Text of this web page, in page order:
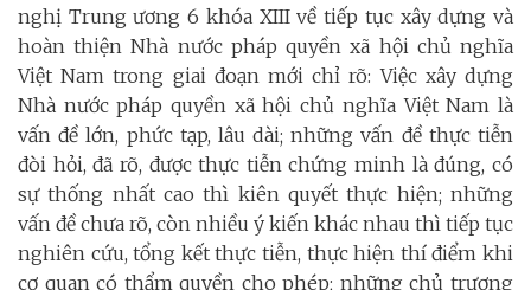
nghị Trung ương 6 khóa XIII về tiếp tục xây dựng và
hoàn thiện Nhà nước pháp quyền xã hội chủ nghĩa
Việt Nam trong giai đoạn mới chỉ rõ: Việc xây dựng
Nhà nước pháp quyền xã hội chủ nghĩa Việt Nam là
vấn đề lớn, phức tạp, lâu dài; những vấn đề thực tiễn
đòi hỏi, đã rõ, được thực tiễn chứng minh là đúng, có
sự thống nhất cao thì kiên quyết thực hiện; những
vấn đề chưa rõ, còn nhiều ý kiến khác nhau thì tiếp tục
nghiên cứu, tổng kết thực tiễn, thực hiện thí điểm khi
cơ quan có thẩm quyền cho phép; những chủ trương